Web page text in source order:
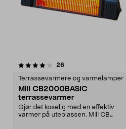
26anmeldelser
Terrassevarmere og varmelamper
Mill CB2000BASIC
terrassevarmer
Gjør det koselig med en effektiv
varmer på uteplassen. Mill CB
4.0av 5 stjerner